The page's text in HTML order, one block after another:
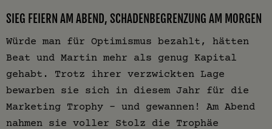
SIEG FEIERN AM ABEND, SCHADENBEGRENZUNG AM MORGEN
Würde man für Optimismus bezahlt, hätten
Beat und Martin mehr als genug Kapital
gehabt. Trotz ihrer verzwickten Lage
bewarben sie sich in diesem Jahr für die
Marketing Trophy – und gewannen! Am Abend
nahmen sie voller Stolz die Trophäe